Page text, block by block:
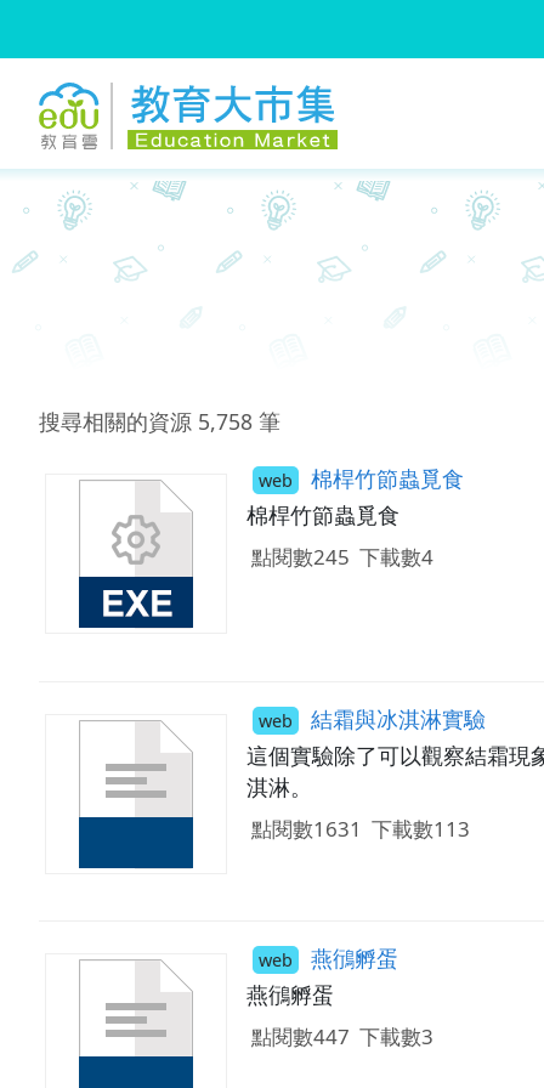
搜尋相關的資源 5,758 筆
web 棉桿竹節蟲覓食
棉桿竹節蟲覓食
點閱數245 下載數4
web 結霜與冰淇淋實驗
這個實驗除了可以觀察結霜現
淇淋。
點閱數1631 下載數113
web 燕鴴孵蛋
燕鴴孵蛋
點閱數447 下載數3